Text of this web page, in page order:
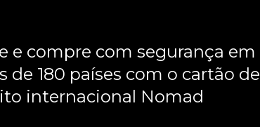
e compre com segurança em
de 180 países com o cartão de
internacional Nomad